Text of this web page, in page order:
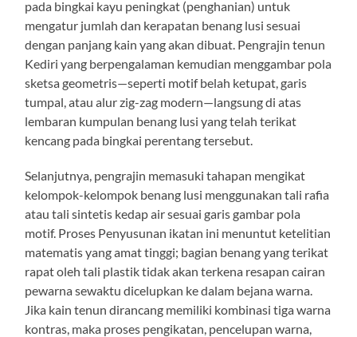
pada bingkai kayu peningkat (penghanian) untuk
mengatur jumlah dan kerapatan benang lusi sesuai
dengan panjang kain yang akan dibuat. Pengrajin tenun
Kediri yang berpengalaman kemudian menggambar pola
sketsa geometris—seperti motif belah ketupat, garis
tumpal, atau alur zig-zag modern—langsung di atas
lembaran kumpulan benang lusi yang telah terikat
kencang pada bingkai perentang tersebut.
Selanjutnya, pengrajin memasuki tahapan mengikat
kelompok-kelompok benang lusi menggunakan tali rafia
atau tali sintetis kedap air sesuai garis gambar pola
motif. Proses Penyusunan ikatan ini menuntut ketelitian
matematis yang amat tinggi; bagian benang yang terikat
rapat oleh tali plastik tidak akan terkena resapan cairan
pewarna sewaktu dicelupkan ke dalam bejana warna.
Jika kain tenun dirancang memiliki kombinasi tiga warna
kontras, maka proses pengikatan, pencelupan warna,